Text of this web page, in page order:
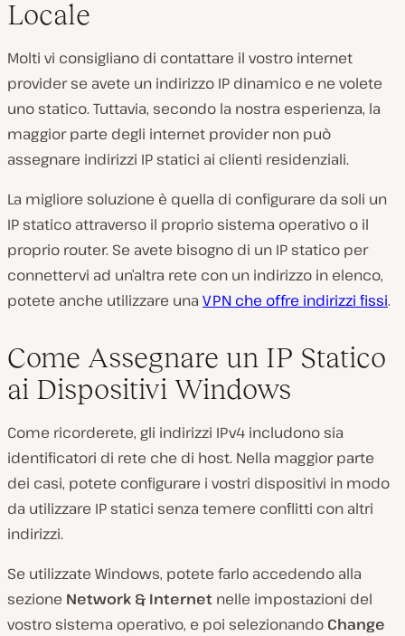
Locale
Molti vi consigliano di contattare il vostro internet
provider se avete un indirizzo IP dinamico e ne volete
uno statico. Tuttavia, secondo la nostra esperienza, la
maggior parte degli internet provider non può
assegnare indirizzi IP statici ai clienti residenziali.
La migliore soluzione è quella di configurare da soli un
IP statico attraverso il proprio sistema operativo o il
proprio router. Se avete bisogno di un IP statico per
connettervi ad un’altra rete con un indirizzo in elenco,
potete anche utilizzare una VPN che offre indirizzi fissi.
Come Assegnare un IP Statico
ai Dispositivi Windows
Come ricorderete, gli indirizzi IPv4 includono sia
identificatori di rete che di host. Nella maggior parte
dei casi, potete configurare i vostri dispositivi in modo
da utilizzare IP statici senza temere conflitti con altri
indirizzi.
Se utilizzate Windows, potete farlo accedendo alla
sezione Network & Internet nelle impostazioni del
vostro sistema operativo, e poi selezionando Change